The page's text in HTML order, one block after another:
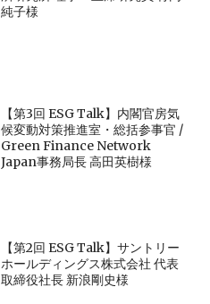
純子様
【第3回 ESG Talk】内閣官房気
候変動対策推進室・総括参事官 /
Green Finance Network
Japan事務局長 高田英樹様
【第2回 ESG Talk】サントリー
ホールディングス株式会社 代表
取締役社長 新浪剛史様